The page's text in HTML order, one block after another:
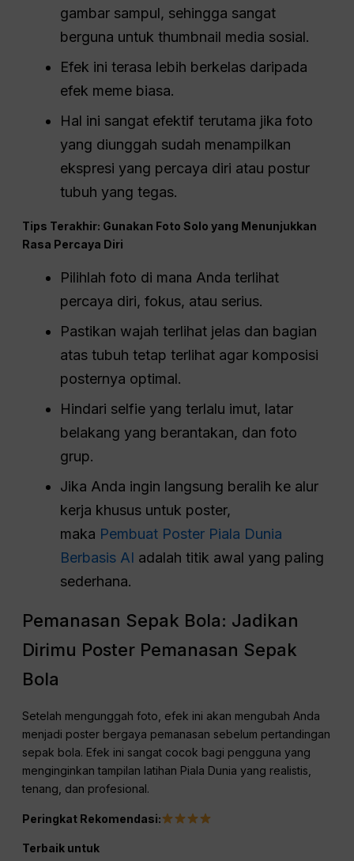
gambar sampul, sehingga sangat
berguna untuk thumbnail media sosial.
Efek ini terasa lebih berkelas daripada
efek meme biasa.
Hal ini sangat efektif terutama jika foto
yang diunggah sudah menampilkan
ekspresi yang percaya diri atau postur
tubuh yang tegas.
Tips Terakhir: Gunakan Foto Solo yang Menunjukkan
Rasa Percaya Diri
Pilihlah foto di mana Anda terlihat
percaya diri, fokus, atau serius.
Pastikan wajah terlihat jelas dan bagian
atas tubuh tetap terlihat agar komposisi
posternya optimal.
Hindari selfie yang terlalu imut, latar
belakang yang berantakan, dan foto
grup.
Jika Anda ingin langsung beralih ke alur
kerja khusus untuk poster,
maka Pembuat Poster Piala Dunia
Berbasis AI adalah titik awal yang paling
sederhana.
Pemanasan Sepak Bola: Jadikan
Dirimu Poster Pemanasan Sepak
Bola
Setelah mengunggah foto, efek ini akan mengubah Anda
menjadi poster bergaya pemanasan sebelum pertandingan
sepak bola. Efek ini sangat cocok bagi pengguna yang
menginginkan tampilan latihan Piala Dunia yang realistis,
tenang, dan profesional.
Peringkat Rekomendasi:
Terbaik untuk